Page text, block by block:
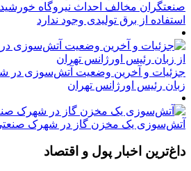
صنعتگران مخالف احداث نیروگاه
استفاده از برق تولیدی وجود ندارد
جزئیات و آخرین وضعیت آتش‌سوزی در
زبان رئیس اورژانس تهران
آتش‌سوزی یک مخزن گاز در شهرک
داغ‌ترین اخبار پول و اقتصاد